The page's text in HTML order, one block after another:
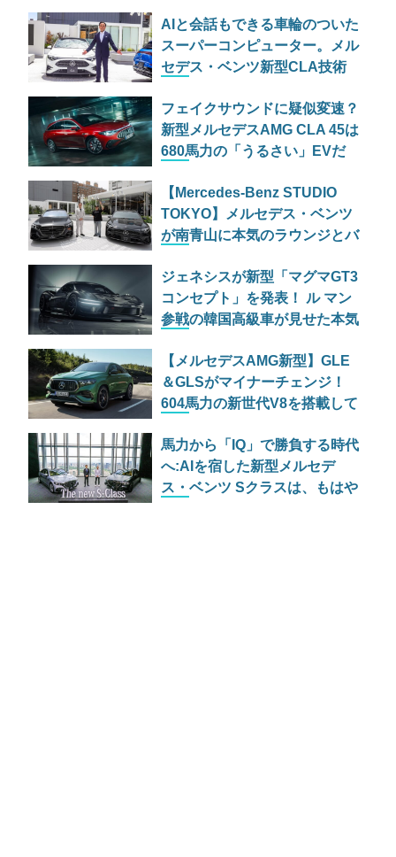
AIと会話もできる車輪のついた
スーパーコンピューター。メル
セデス・ベンツ新型CLA技術
「MB.OS」と妥協なき安全哲
学
フェイクサウンドに疑似変速？
新型メルセデスAMG CLA 45は
680馬力の「うるさい」EVだ
【Mercedes-Benz STUDIO
TOKYO】メルセデス・ベンツ
が南青山に本気のラウンジとバ
ジェネシスが新型「マグマGT3
コンセプト」を発表！ ル マン
参戦の韓国高級車が見せた本気
【メルセデスAMG新型】GLE
＆GLSがマイナーチェンジ！
604馬力の新世代V8を搭載して
馬力から「IQ」で勝負する時代
へ:AIを宿した新型メルセデ
ス・ベンツ Sクラスは、もはや